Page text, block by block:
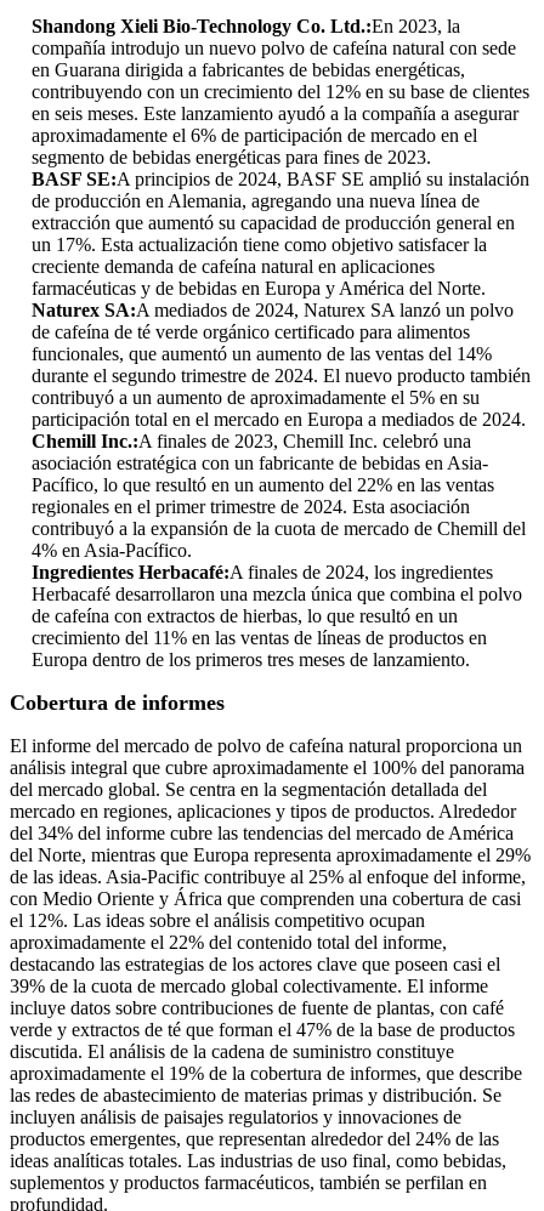
Shandong Xieli Bio-Technology Co. Ltd.:En 2023, la
compañía introdujo un nuevo polvo de cafeína natural con sede
en Guarana dirigida a fabricantes de bebidas energéticas,
contribuyendo con un crecimiento del 12% en su base de clientes
en seis meses. Este lanzamiento ayudó a la compañía a asegurar
aproximadamente el 6% de participación de mercado en el
segmento de bebidas energéticas para fines de 2023.
BASF SE:A principios de 2024, BASF SE amplió su instalación
de producción en Alemania, agregando una nueva línea de
extracción que aumentó su capacidad de producción general en
un 17%. Esta actualización tiene como objetivo satisfacer la
creciente demanda de cafeína natural en aplicaciones
farmacéuticas y de bebidas en Europa y América del Norte.
Naturex SA:A mediados de 2024, Naturex SA lanzó un polvo
de cafeína de té verde orgánico certificado para alimentos
funcionales, que aumentó un aumento de las ventas del 14%
durante el segundo trimestre de 2024. El nuevo producto también
contribuyó a un aumento de aproximadamente el 5% en su
participación total en el mercado en Europa a mediados de 2024.
Chemill Inc.:A finales de 2023, Chemill Inc. celebró una
asociación estratégica con un fabricante de bebidas en Asia-
Pacífico, lo que resultó en un aumento del 22% en las ventas
regionales en el primer trimestre de 2024. Esta asociación
contribuyó a la expansión de la cuota de mercado de Chemill del
4% en Asia-Pacífico.
Ingredientes Herbacafé:A finales de 2024, los ingredientes
Herbacafé desarrollaron una mezcla única que combina el polvo
de cafeína con extractos de hierbas, lo que resultó en un
crecimiento del 11% en las ventas de líneas de productos en
Europa dentro de los primeros tres meses de lanzamiento.
Cobertura de informes
El informe del mercado de polvo de cafeína natural proporciona un
análisis integral que cubre aproximadamente el 100% del panorama
del mercado global. Se centra en la segmentación detallada del
mercado en regiones, aplicaciones y tipos de productos. Alrededor
del 34% del informe cubre las tendencias del mercado de América
del Norte, mientras que Europa representa aproximadamente el 29%
de las ideas. Asia-Pacific contribuye al 25% al enfoque del informe,
con Medio Oriente y África que comprenden una cobertura de casi
el 12%. Las ideas sobre el análisis competitivo ocupan
aproximadamente el 22% del contenido total del informe,
destacando las estrategias de los actores clave que poseen casi el
39% de la cuota de mercado global colectivamente. El informe
incluye datos sobre contribuciones de fuente de plantas, con café
verde y extractos de té que forman el 47% de la base de productos
discutida. El análisis de la cadena de suministro constituye
aproximadamente el 19% de la cobertura de informes, que describe
las redes de abastecimiento de materias primas y distribución. Se
incluyen análisis de paisajes regulatorios y innovaciones de
productos emergentes, que representan alrededor del 24% de las
ideas analíticas totales. Las industrias de uso final, como bebidas,
suplementos y productos farmacéuticos, también se perfilan en
profundidad.